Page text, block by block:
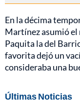
En la décima
Martínez asumió el
Paquita la del
favorita dejó un
consideraba una
Últimas Noticias